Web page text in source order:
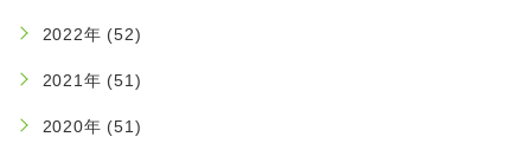
2022年 (52)
2021年 (51)
2020年 (51)